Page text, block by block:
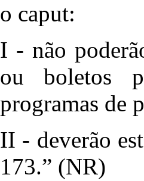
o caput:
I - não
ou boletos
programas de
II - deverão
173.” (NR)